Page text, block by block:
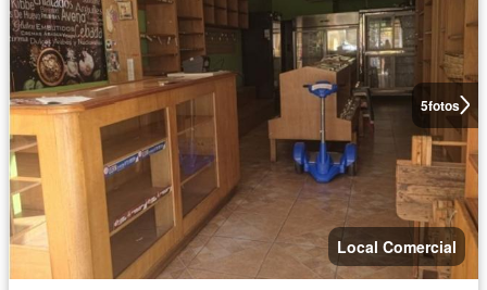
5fotos
Local Comercial